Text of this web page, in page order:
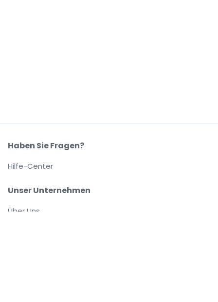
Unser Unternehmen
Über Uns
Haben Sie Fragen?
Hilfe-Center